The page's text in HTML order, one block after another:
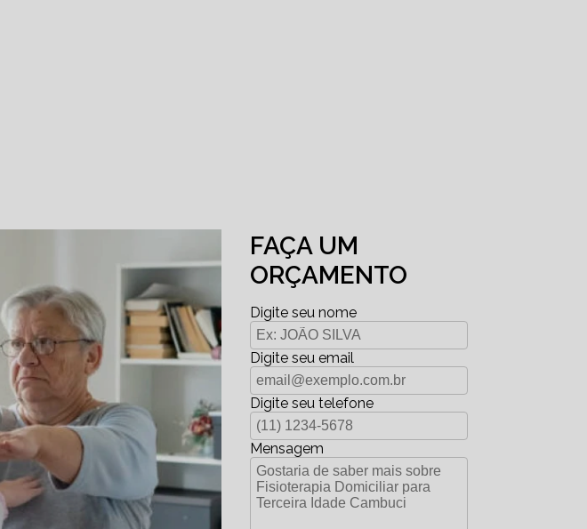
FAÇA UM
ORÇAMENTO
Digite seu nome
Digite seu email
Digite seu telefone
Mensagem